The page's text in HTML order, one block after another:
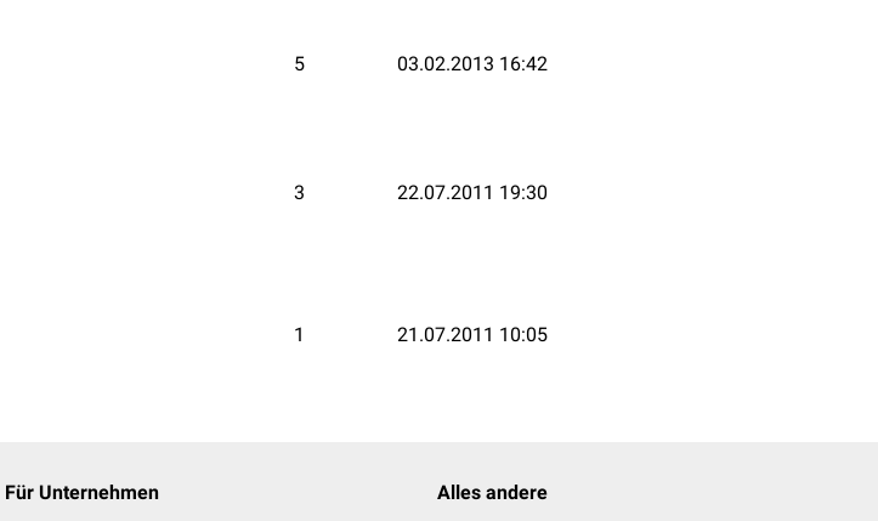
5 03.02.2013 16:42
3 22.07.2011 19:30
1 21.07.2011 10:05
Für Unternehmen Alles andere